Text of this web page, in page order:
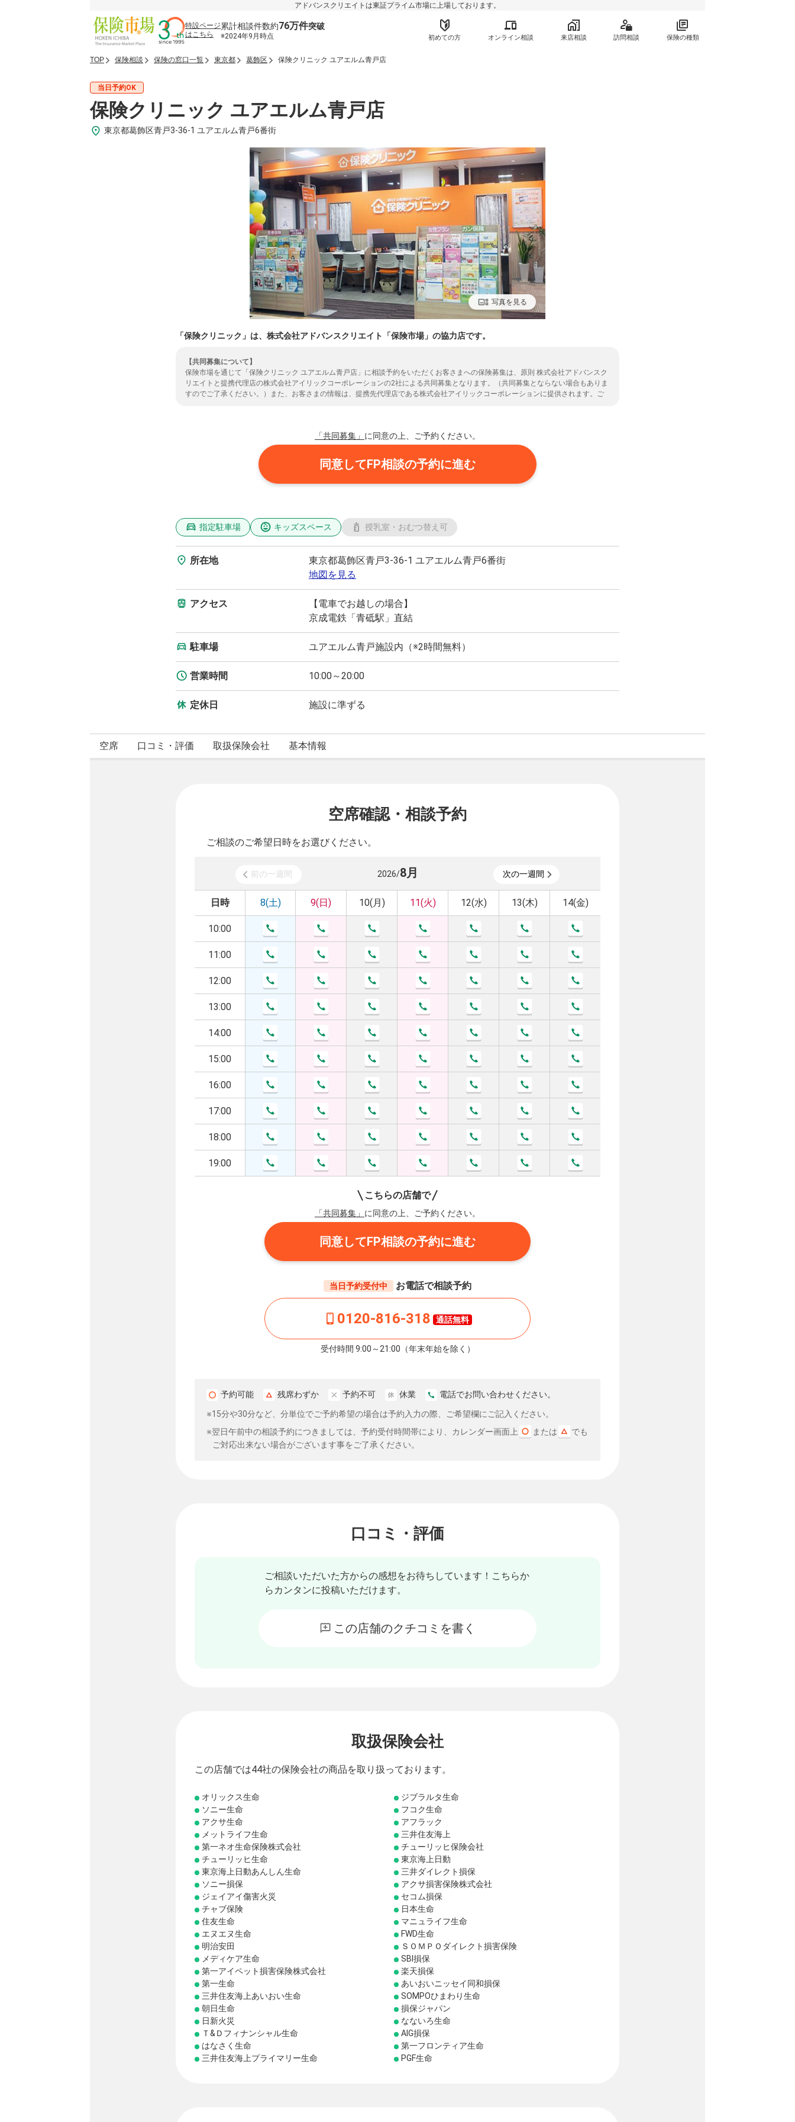
アドバンスクリエイトは東証プライム市場に上場しております。
特設ページ
はこちら
累計相談件数約76万件突破
※2024年9月時点 初めての方 オンライン相談 来店相談 訪問相談 保険の種類
TOP 保険相談 保険の窓口一覧 東京都 葛飾区 保険クリニック ユアエルム青戸店
当日予約OK
保険クリニック ユアエルム青戸店
東京都葛飾区青戸3-36-1 ユアエルム青戸6番街
写真を見る
「保険クリニック」は、株式会社アドバンスクリエイト「保険市場」の協力店です。
【共同募集について】
保険市場を通じて「保険クリニック ユアエルム青戸店」に相談予約をいただくお客さまへの保険募集は、原則 株式会社アドバンスク
リエイトと提携代理店の株式会社アイリックコーポレーションの2社による共同募集となります。（共同募集とならない場合もありま
すのでご了承ください。）また、お客さまの情報は、提携先代理店である株式会社アイリックコーポレーションに提供されます。ご
「共同募集」 に同意の上、ご予約ください。
同意してFP相談の予約に進む
指定駐車場 キッズスペース 授乳室・おむつ替え可
所在地
東京都葛飾区青戸3-36-1 ユアエルム青戸6番街
地図を見る
アクセス
【電車でお越しの場合】
京成電鉄「青砥駅」直結
駐車場 ユアエルム青戸施設内（※2時間無料）
営業時間 10:00～20:00
定休日 施設に準ずる
空席 口コミ・評価 取扱保険会社 基本情報
空席確認・相談予約
ご相談のご希望日時をお選びください。
前の一週間 2026/8月 次の一週間
日時
10:00
11:00
12:00
13:00
14:00
15:00
16:00
17:00
18:00
19:00
8(土) 9(日) 10(月) 11(火) 12(水) 13(木) 14(金)
こちらの店舗で
「共同募集」 に同意の上、ご予約ください。
同意してFP相談の予約に進む
当日予約受付中 お電話で相談予約
0120-816-318 通話無料
受付時間 9:00～21:00（年末年始を除く）
予約可能 残席わずか 予約不可 休業 電話でお問い合わせください。
※15分や30分など、分単位でご予約希望の場合は予約入力の際、ご希望欄にご記入ください。
※翌日午前中の相談予約につきましては、予約受付時間帯により、カレンダー画面上
または
でも
ご対応出来ない場合がございます事をご了承ください。
口コミ・評価
ご相談いただいた方からの感想をお待ちしています！こちらか
らカンタンに投稿いただけます。
この店舗のクチコミを書く
取扱保険会社
この店舗では44社の保険会社の商品を取り扱っております。
オリックス生命
ジブラルタ生命
ソニー生命
フコク生命
アクサ生命
アフラック
メットライフ生命
三井住友海上
第一ネオ生命保険株式会社
チューリッヒ保険会社
チューリッヒ生命
東京海上日動
東京海上日動あんしん生命
三井ダイレクト損保
ソニー損保
アクサ損害保険株式会社
ジェイアイ傷害火災
セコム損保
チャブ保険
日本生命
住友生命
マニュライフ生命
エヌエヌ生命
FWD生命
明治安田
ＳＯＭＰＯダイレクト損害保険
メディケア生命
SBI損保
第一アイペット損害保険株式会社
楽天損保
第一生命
あいおいニッセイ同和損保
三井住友海上あいおい生命
SOMPOひまわり生命
朝日生命
損保ジャパン
日新火災
なないろ生命
Ｔ&Ｄフィナンシャル生命
AIG損保
はなさく生命
第一フロンティア生命
三井住友海上プライマリー生命
PGF生命